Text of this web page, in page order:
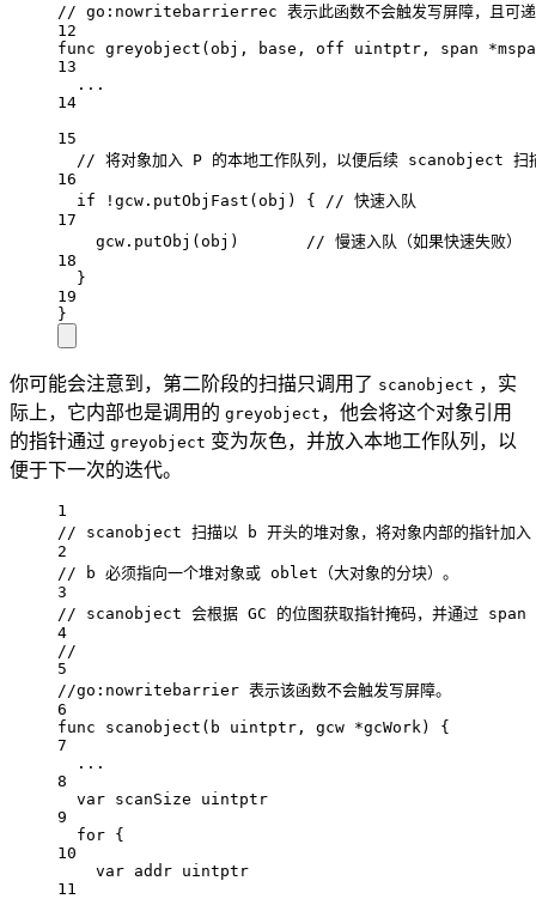
// go:nowritebarrierrec 表示此函数不会触发写屏障，且可递
12
func greyobject (obj , base , off uintptr , span *
13
...
14
15
// 将对象加入 P 的本地工作队列，以便后续 scanobject 扫
16
if
! gcw. putObjFast (obj) {
// 快速入队
17
gcw. putObj (obj)
// 慢速入队（如果快速失败）
18
}
19
}
你可能会注意到，第二阶段的扫描只调用了 scanobject ，实
际上，它内部也是调用的 greyobject ，他会将这个对象引用
的指针通过 greyobject 变为灰色，并放入本地工作队列，以
便于下一次的迭代。
1
// scanobject 扫描以 b 开头的堆对象，将对象内部的指针加
2
// b 必须指向一个堆对象或 oblet（大对象的分块）。
3
// scanobject 会根据 GC 的位图获取指针掩码，并通过 span
4
//
5
//go:nowritebarrier 表示该函数不会触发写屏障。
6
func
scanobject ( b uintptr , gcw *gcWork ) {
7
...
8
var scanSize uintptr
9
for {
10
var addr uintptr
11